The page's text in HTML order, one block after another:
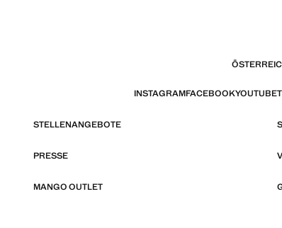
INSTAGRAMFACEBOOKYOUTUBE
STELLENANGEBOTE
PRESSE
MANGO OUTLET